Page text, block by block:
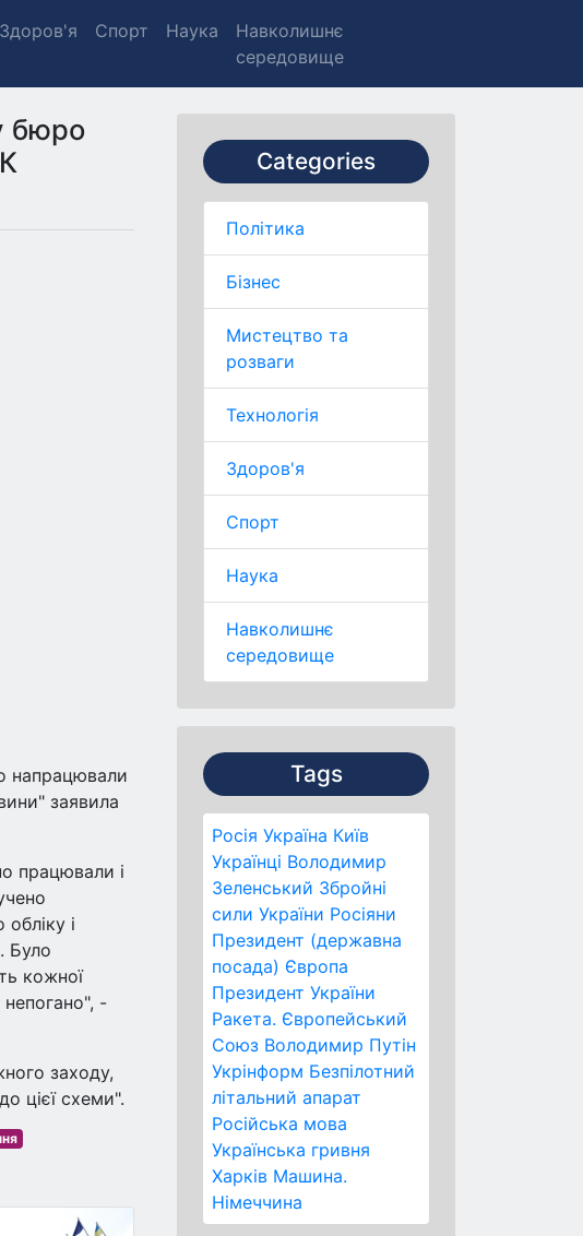
Здоров'я Спорт Наука
Навколишнє
середовище
Categories
Політика
Бізнес
Мистецтво та
розваги
Технологія
Здоров'я
Спорт
Наука
Навколишнє
середовище
Tags
Росія Україна Київ
Українці Володимир
Зеленський Збройні
сили України Росіяни
Президент (державна
посада) Європа
Президент України
Ракета. Європейський
Союз Володимир Путін
Укрінформ Безпілотний
літальний апарат
Російська мова
Українська гривня
Харків Машина.
Німеччина
бюро
напрацювали
заявила
працювали і
і
Було
кожної
-
заходу,
цієї схеми".